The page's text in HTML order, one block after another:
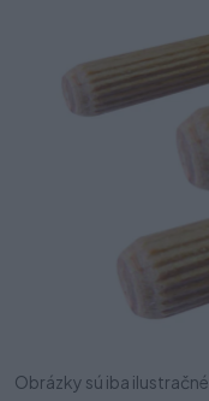
Obrázky sú iba ilustračné